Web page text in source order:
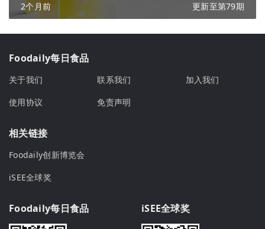
2个月前 更新至第79期
Foodaily每日食品
关于我们 联系我们
加入我们
使用协议
免责声明
相关链接
Foodaily创新博览会
iSEE全球奖
Foodaily每日食品 iSEE全球奖